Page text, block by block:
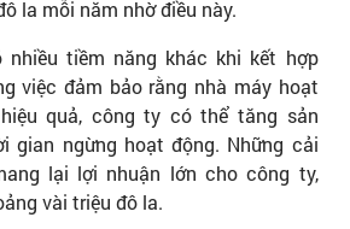
la mỗi năm nhờ điều này.
nhiều tiềm năng khác khi kết hợp
việc đảm bảo rằng nhà máy hoạt
quả, công ty có thể tăng sản
gian ngừng hoạt động. Những cải
lại lợi nhuận lớn cho công ty,
vài triệu đô la.